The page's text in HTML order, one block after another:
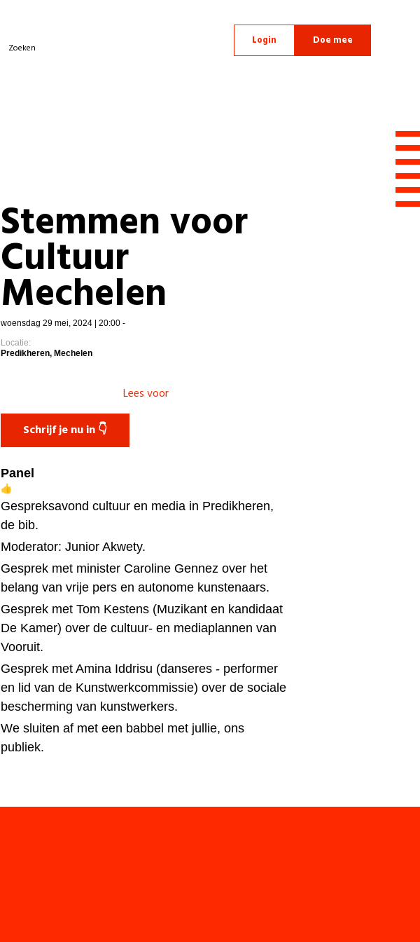
Zoeken
Login Doe mee
Stemmen voor
Cultuur
Mechelen
woensdag 29 mei, 2024 | 20:00 -
Locatie:
Predikheren, Mechelen
Lees voor
Schrijf je nu in 👇
Panel
Gespreksavond cultuur en media in Predikheren,
de bib.
Moderator: Junior Akwety.
Gesprek met minister Caroline Gennez over het
belang van vrije pers en autonome kunstenaars.
Gesprek met Tom Kestens (Muzikant en kandidaat
De Kamer) over de cultuur- en mediaplannen van
Vooruit.
Gesprek met Amina Iddrisu (danseres - performer
en lid van de Kunstwerkcommissie) over de sociale
bescherming van kunstwerkers.
We sluiten af met een babbel met jullie, ons
publiek.